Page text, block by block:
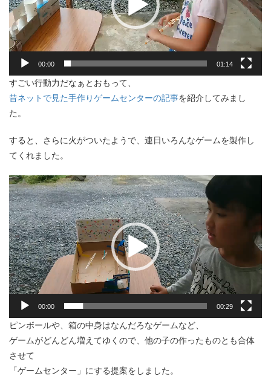
ヤ
ー
00:00 01:14
すごい行動力だなぁとおもって、
昔ネットで見た手作りゲームセンターの記事を紹介してみまし
た。
すると、さらに火がついたようで、連日いろんなゲームを製作し
てくれました。
動
画
プ
レ
ー
ヤ
ー
00:00 00:29
ピンボールや、箱の中身はなんだろなゲームなど、
ゲームがどんどん増えてゆくので、他の子の作ったものとも合体
させて
「ゲームセンター」にする提案をしました。